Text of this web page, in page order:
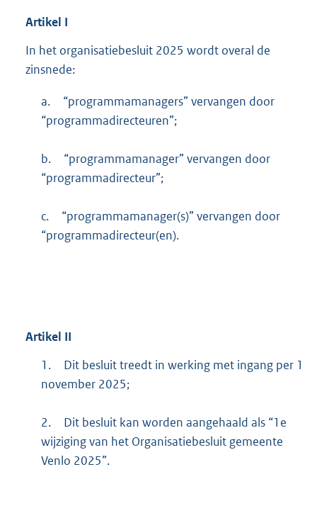
Artikel I
In het organisatiebesluit 2025 wordt overal de
zinsnede:
a.
“programmamanagers” vervangen door
“programmadirecteuren”;
b.
“programmamanager” vervangen door
“programmadirecteur”;
c.
“programmamanager(s)” vervangen door
“programmadirecteur(en).
Artikel II
1.
Dit besluit treedt in werking met ingang per 1
november 2025;
2.
Dit besluit kan worden aangehaald als “1e
wijziging van het Organisatiebesluit gemeente
Venlo 2025”.